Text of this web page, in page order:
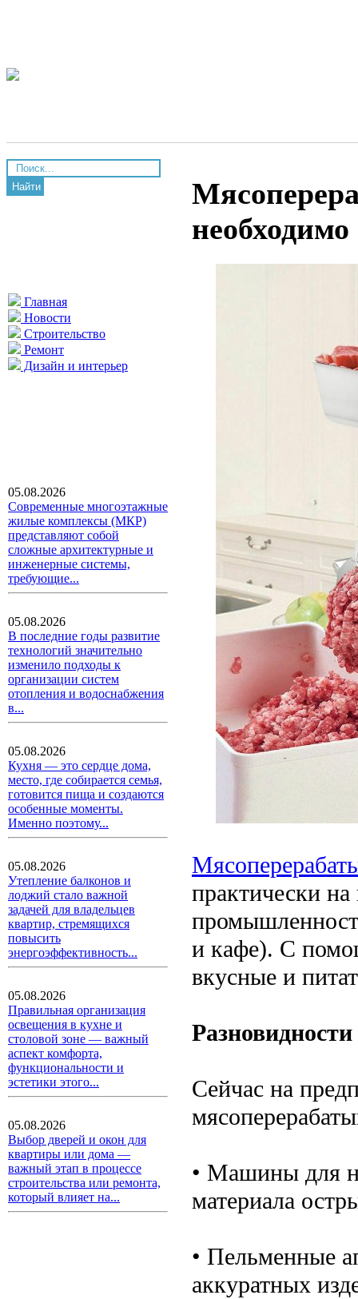
Найти
Главная
Новости
Строительство
Ремонт
Дизайн и интерьер
05.08.2026
Современные многоэтажные
жилые комплексы (МКР)
представляют собой
сложные архитектурные и
инженерные системы,
требующие...
05.08.2026
В последние годы развитие
технологий значительно
изменило подходы к
организации систем
отопления и водоснабжения
в...
05.08.2026
Кухня — это сердце дома,
место, где собирается семья,
готовится пища и создаются
особенные моменты.
Именно поэтому...
05.08.2026
Утепление балконов и
лоджий стало важной
задачей для владельцев
квартир, стремящихся
повысить
энергоэффективность...
05.08.2026
Правильная организация
освещения в кухне и
столовой зоне — важный
аспект комфорта,
функциональности и
эстетики этого...
05.08.2026
Выбор дверей и окон для
квартиры или дома —
важный этап в процессе
строительства или ремонта,
который влияет на...
практически
и кафе). С
вкусные и
Разновидности
Сейчас на
• Машины для
материала
• Пельменные
аккуратных